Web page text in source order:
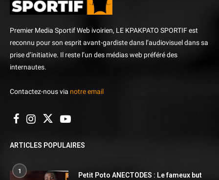
Premier Media Sportif Web ivoirien, LE KPAKPATO SPORTIF est
reconnu pour son esprit avant-gardiste dans l’audiovisuel dans sa
prise d’initiative. Il reste l’un des médias web préféré des
internautes.
Contactez-nous via notre email
ARTICLES POPULAIRES
1
Petit Poto ANECTODES : Le fameux but